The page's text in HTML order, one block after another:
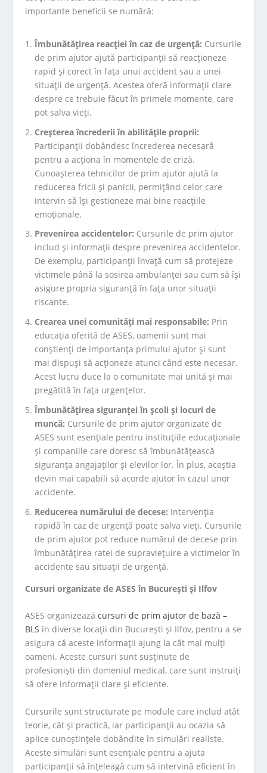
importante beneficii se numără:
Îmbunătățirea reacției în caz de urgență: Cursurile
de prim ajutor ajută participanții să reacționeze
rapid și corect în fața unui accident sau a unei
situații de urgență. Acestea oferă informații clare
despre ce trebuie făcut în primele momente, care
pot salva vieți.
Creșterea încrederii în abilitățile proprii:
Participanții dobândesc încrederea necesară
pentru a acționa în momentele de criză.
Cunoașterea tehnicilor de prim ajutor ajută la
reducerea fricii și panicii, permițând celor care
intervin să își gestioneze mai bine reacțiile
emoționale.
Prevenirea accidentelor: Cursurile de prim ajutor
includ și informații despre prevenirea accidentelor.
De exemplu, participanții învață cum să protejeze
victimele până la sosirea ambulanței sau cum să își
asigure propria siguranță în fața unor situații
riscante.
Crearea unei comunități mai responsabile: Prin
educația oferită de ASES, oamenii sunt mai
conștienți de importanța primului ajutor și sunt
mai dispuși să acționeze atunci când este necesar.
Acest lucru duce la o comunitate mai unită și mai
pregătită în fața urgențelor.
Îmbunătățirea siguranței în școli și locuri de
muncă: Cursurile de prim ajutor organizate de
ASES sunt esențiale pentru instituțiile educaționale
și companiile care doresc să îmbunătățească
siguranța angajaților și elevilor lor. În plus, aceștia
devin mai capabili să acorde ajutor în cazul unor
accidente.
Reducerea numărului de decese: Intervenția
rapidă în caz de urgență poate salva vieți. Cursurile
de prim ajutor pot reduce numărul de decese prin
îmbunătățirea ratei de supraviețuire a victimelor în
accidente sau situații de urgență.
Cursuri organizate de ASES în București și Ilfov
ASES organizeazăcursuri de prim ajutor de bază –
BLS în diverse locații din București și Ilfov, pentru a se
asigura că aceste informații ajung la cât mai mulți
oameni. Aceste cursuri sunt susținute de
profesioniști din domeniul medical, care sunt instruiți
să ofere informații clare și eficiente.
Cursurile sunt structurate pe module care includ atât
teorie, cât și practică, iar participanții au ocazia să
aplice cunoștințele dobândite în simulări realiste.
Aceste simulări sunt esențiale pentru a ajuta
participanții să înțeleagă cum să intervină eficient în